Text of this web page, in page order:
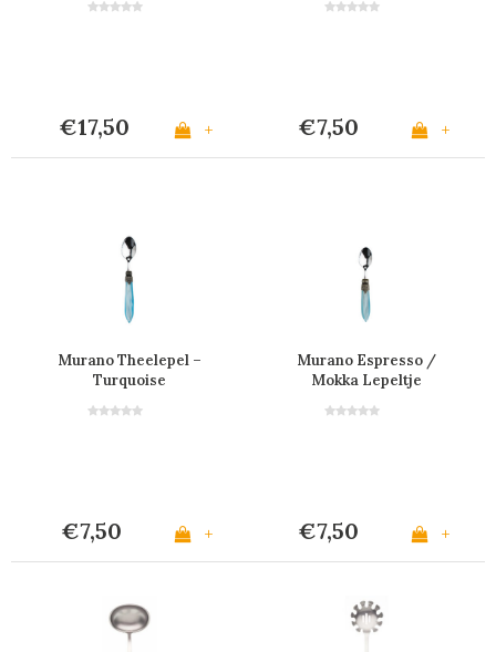
€17,50 + €7,50 +
Murano Theelepel –
Turquoise
€7,50 +
Murano Espresso /
Mokka Lepeltje
€7,50 +